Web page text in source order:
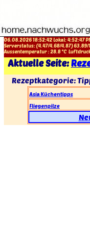
06.08.2026 18:52:42 Lokal:4:52:47
Serverstatus: (4.47/4.68/4.87)63.89/
Aussentemperatur :28.8°C
Aktuelle Seite:
Rezeptkategorie:
Asia Küchentipps
Fliegenpilze